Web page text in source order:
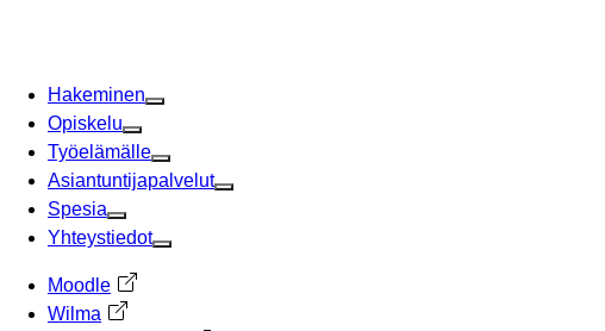
Hakeminen
Opiskelu
Työelämälle
Asiantuntijapalvelut
Spesia
Yhteystiedot
Moodle Avautuu uuteen välilehteen
Wilma Avautuu uuteen välilehteen